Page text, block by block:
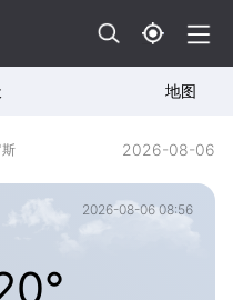
地图
2026-08-06
2026-08-06 08:56